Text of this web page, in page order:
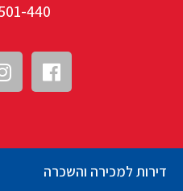
440
דירות למכירה והשכרה